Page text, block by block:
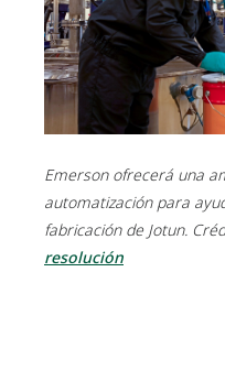
Emerson ofrecerá una
automatización para
fabricación de Jotun.
resolución